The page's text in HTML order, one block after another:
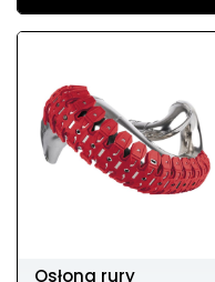
Osłona rury